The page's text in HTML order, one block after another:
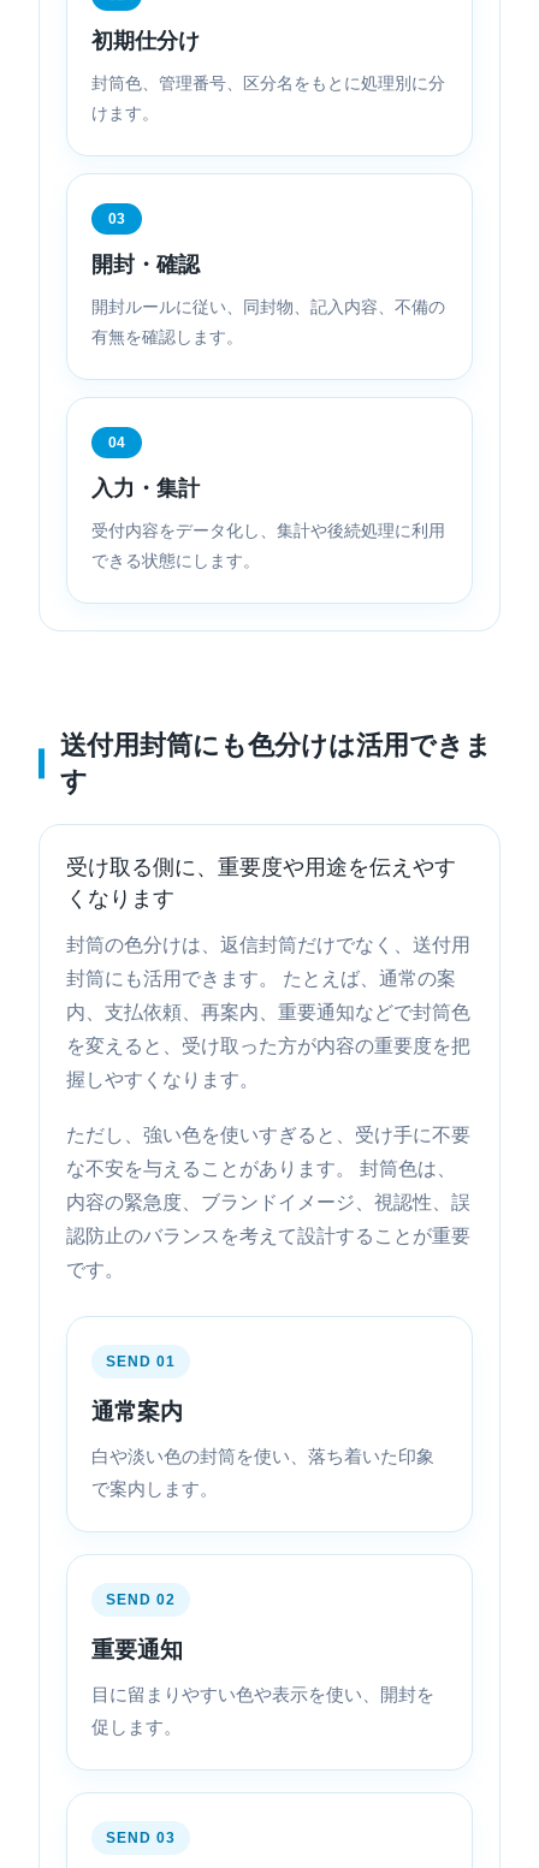
初期仕分け
封筒色、管理番号、区分名をもとに処理別に分
けます。
03
開封・確認
開封ルールに従い、同封物、記入内容、不備の
有無を確認します。
04
入力・集計
受付内容をデータ化し、集計や後続処理に利用
できる状態にします。
送付用封筒にも色分けは活用できま
す
受け取る側に、重要度や用途を伝えやす
くなります
封筒の色分けは、返信封筒だけでなく、送付用
封筒にも活用できます。 たとえば、通常の案
内、支払依頼、再案内、重要通知などで封筒色
を変えると、受け取った方が内容の重要度を把
握しやすくなります。
ただし、強い色を使いすぎると、受け手に不要
な不安を与えることがあります。 封筒色は、
内容の緊急度、ブランドイメージ、視認性、誤
認防止のバランスを考えて設計することが重要
です。
SEND 01
通常案内
白や淡い色の封筒を使い、落ち着いた印象
で案内します。
SEND 02
重要通知
目に留まりやすい色や表示を使い、開封を
促します。
SEND 03